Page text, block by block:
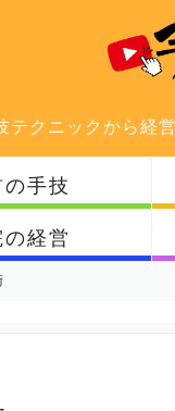
テクニックから経
手技
経営